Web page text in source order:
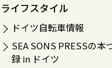
ライフスタイル
ドイツ自転車情報
SEA SONS PRESSの本
録 in ドイツ